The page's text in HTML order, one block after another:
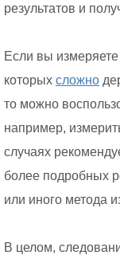
результатов и
Если вы
которых сложно
то можно
например,
случаях
более подробных
или иного метода
В целом,